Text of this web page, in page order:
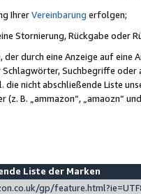
IhrerVereinbarung erfolgen;
Stornierung, Rückgabe oder
durch eine Anzeige auf
Schlagwörter, Suchbegriffe
nicht abschließende Liste
B. „ammazon“, „amaozn“
Liste der Marken
gp/